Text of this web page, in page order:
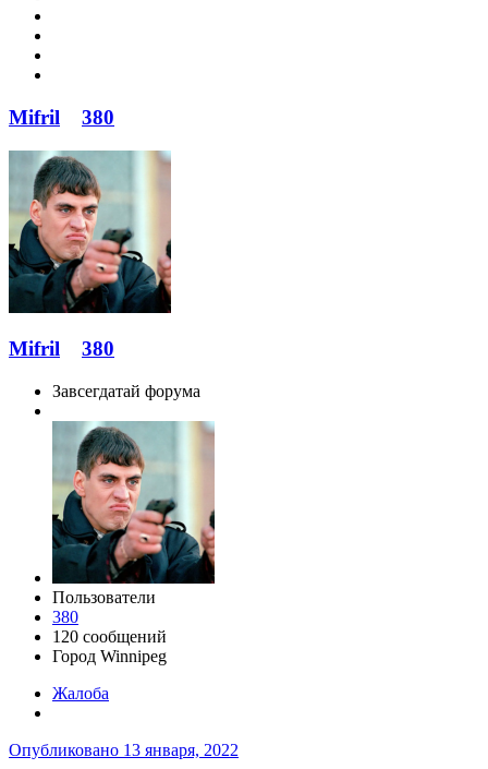
Mifril 380
Mifril 380
Завсегдатай форума
Пользователи
380
120 сообщений
Город Winnipeg
Жалоба
Опубликовано 13 января, 2022